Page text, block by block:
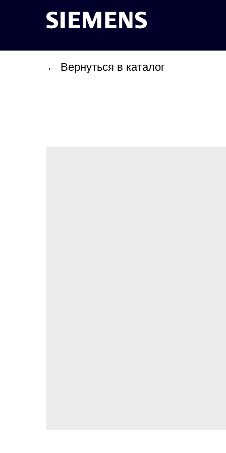
← Вернуться в каталог